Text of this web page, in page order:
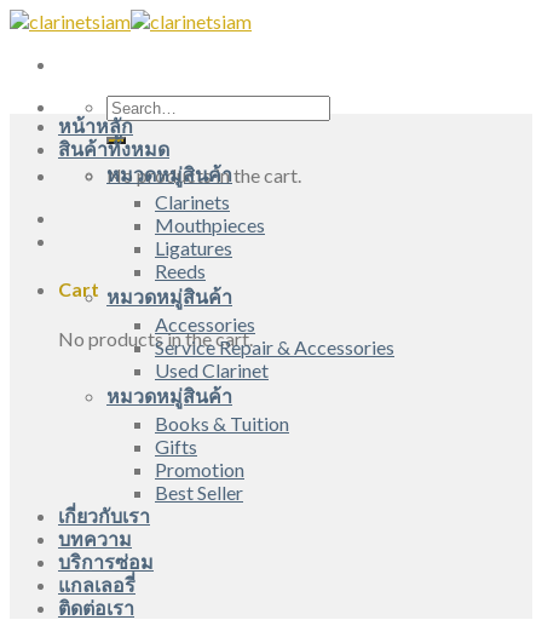
Skip
content
Search
for:
No products in the cart.
Cart
No products in the cart.
หน้าหลัก
สินค้าทั้งหมด
หมวดหมู่สินค้า
Clarinets
Mouthpieces
Ligatures
Reeds
หมวดหมู่สินค้า
Accessories
Service Repair & Accessories
Used Clarinet
หมวดหมู่สินค้า
Books & Tuition
Gifts
Promotion
Best Seller
เกี่ยวกับเรา
บทความ
บริการซ่อม
แกลเลอรี่
ติดต่อเรา